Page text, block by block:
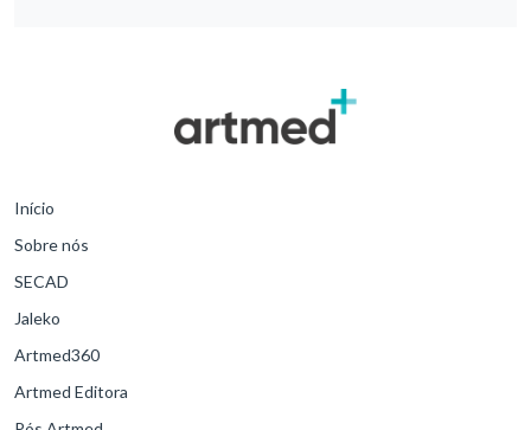
Início
Sobre nós
SECAD
Jaleko
Artmed360
Artmed Editora